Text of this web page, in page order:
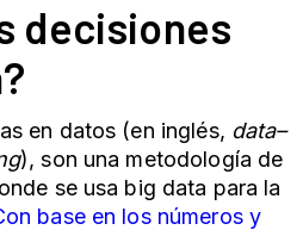
decisiones
en datos (en inglés, data–
), son una metodología de
se usa big data para la
base en los números y